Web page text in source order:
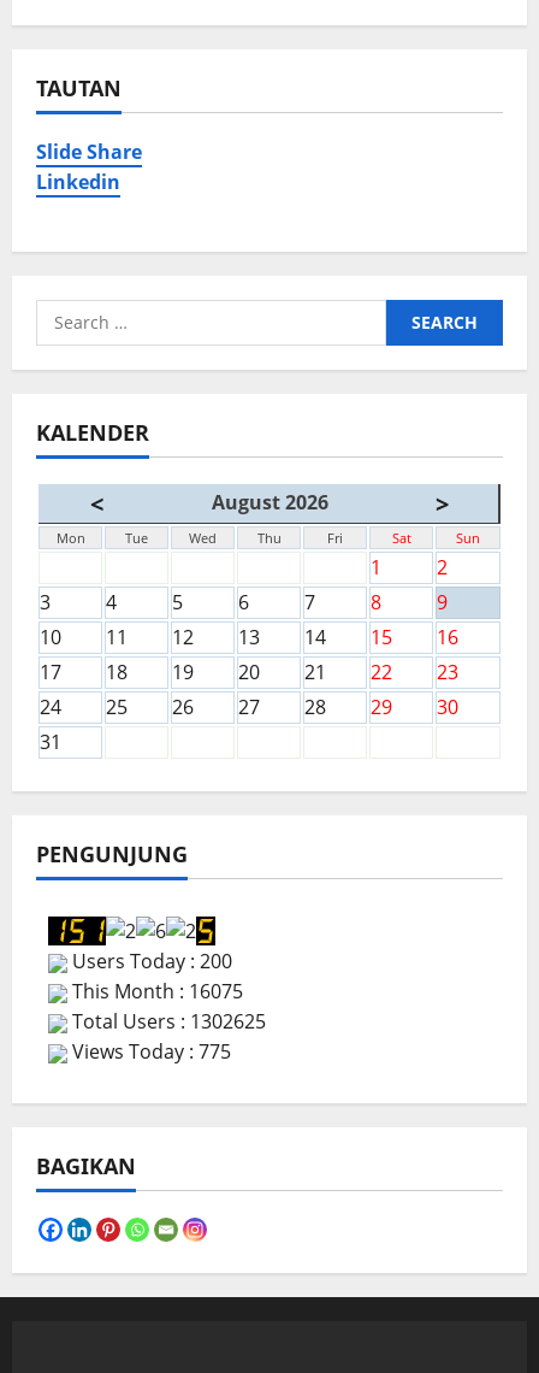
TAUTAN
Slide Share
Linkedin
Search
for:
KALENDER
< August 2026 >
Mon Tue Wed Thu Fri Sat Sun
1
2
3
4 5 6 7 8
9
10
11 12 13 14 15
16
17
18 19 20 21 22
23
24
25 26 27 28 29
30
31
PENGUNJUNG
Users Today : 200
This Month : 16075
Total Users : 1302625
Views Today : 775
BAGIKAN